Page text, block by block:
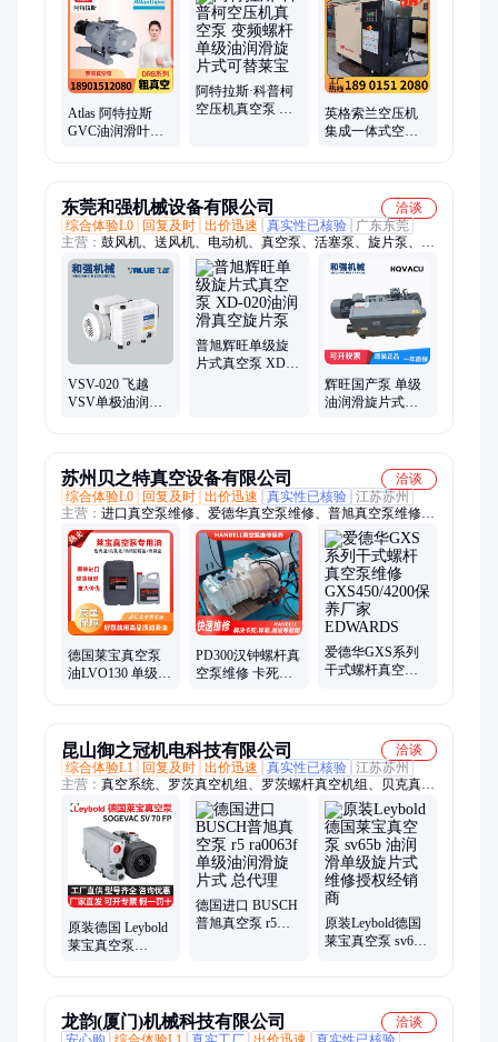
材、Airnet节能管道、吸附式干燥机、空压机过滤器、变频改
造、空气压缩机、富达空压机、凌格风空压机、开山空压机
Atlas 阿特拉斯
GVC油润滑叶片
阿特拉斯·科普柯
空压机真空泵 变
英格索兰空压机
集成一体式空气
东莞和强机械设备有限公司
洽谈
综合体验L0
回复及时 出价迅速 真实性已核验
广东东莞
主营： 鼓风机、送风机、电动机、真空泵、活塞泵、旋片泵、滑
片泵、循环泵、马达、空压机、干燥机、过滤器、排水器、排水
阀、差压表、电机、活塞机、石墨片、除湿机、真空机
VSV-020 飞越
VSV单极油润滑
普旭辉旺单级旋
片式真空泵 XD-
辉旺国产泵 单级
油润滑旋片式真
苏州贝之特真空设备有限公司
洽谈
综合体验L0
回复及时 出价迅速 真实性已核验 江苏苏州
主营： 进口真空泵维修、爱德华真空泵维修、普旭真空泵维修、
莱宝真空泵维修、普发真空泵维修、荏原真空泵维修、螺杆泵维
修、罗茨泵维修、干式真空泵维修、油泵维修、旋片泵维修、汉
钟真空泵、二手真空泵销售、半导体真空泵维修、爱德华润滑
油、普旭润滑油、莱宝润滑油、贝克润滑油、松村润滑油、里其
乐润滑油、爱发科润滑油
德国莱宝真空泵
油LVO130 单级旋
PD300汉钟螺杆真
空泵维修 卡死异
爱德华GXS系列
干式螺杆真空泵
昆山御之冠机电科技有限公司
洽谈
综合体验L1
回复及时 出价迅速 真实性已核验 江苏苏州
主营： 真空系统、罗茨真空机组、罗茨螺杆真空机组、贝克真空
泵、好利旺真空泵、莱宝真空泵、飞越真空泵、普旭真空泵、好
凯德真空泵、众德真空泵、爱发科真空泵、阿特拉斯真空泵、久
信真空泵、爱德华真空泵、里其乐真空泵、鲍斯真空泵、旋片真
空机组、扩散泵机组、罗茨旋片真空机组、真空机组定做
原装德国 Leybold
莱宝真空泵
德国进口 BUSCH
普旭真空泵 r5
原装Leybold德国
莱宝真空泵 sv65b
龙韵(厦门)机械科技有限公司
洽谈